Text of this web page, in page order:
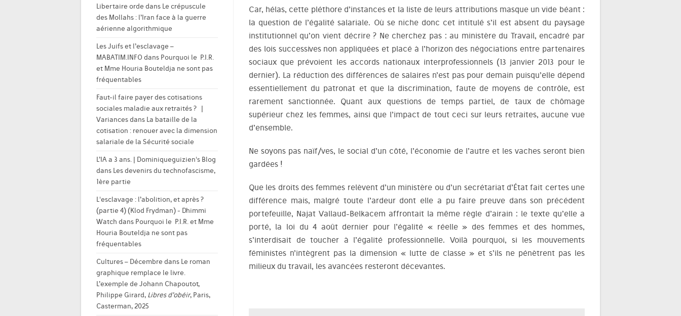
Car, hélas, cette pléthore d’instances et la liste de leurs attributions masque un vide béant :
la question de l’égalité salariale. Où se niche donc cet intitulé s’il est absent du paysage
institutionnel qu’on vient décrire ? Ne cherchez pas : au ministère du Travail, encadré par
des lois successives non appliquées et placé à l’horizon des négociations entre partenaires
sociaux que prévoient les accords nationaux interprofessionnels (13 janvier 2013 pour le
dernier). La réduction des différences de salaires n’est pas pour demain puisqu’elle dépend
essentiellement du patronat et que la discrimination, faute de moyens de contrôle, est
rarement sanctionnée. Quant aux questions de temps partiel, de taux de chômage
supérieur chez les femmes, ainsi que l’impact de tout ceci sur leurs retraites, aucune vue
d’ensemble.
Ne soyons pas naïf/ves, le social d’un côté, l’économie de l’autre et les vaches seront bien
gardées !
Que les droits des femmes relèvent d’un ministère ou d’un secrétariat d’État fait certes une
différence mais, malgré toute l’ardeur dont elle a pu faire preuve dans son précédent
portefeuille, Najat Vallaud-Belkacem affrontait la même règle d’airain : le texte qu’elle a
porté, la loi du 4 août dernier pour l’égalité « réelle » des femmes et des hommes,
s’interdisait de toucher à l’égalité professionnelle. Voilà pourquoi, si les mouvements
féministes n’intègrent pas la dimension « lutte de classe » et s’ils ne pénètrent pas les
milieux du travail, les avancées resteront décevantes.
Libertaire orde dans Le crépuscule
des Mollahs : l’Iran face à la guerre
aérienne algorithmique
Les Juifs et l’esclavage –
MABATIM.INFO dans Pourquoi le P.I.R.
et Mme Houria Bouteldja ne sont pas
fréquentables
Faut-il faire payer des cotisations
sociales maladie aux retraités ? |
Variancesdans La bataille de la
cotisation : renouer avec la dimension
salariale de la Sécurité sociale
L’IA a 3 ans. | Dominiqueguizien's Blog
dans Les devenirs du technofascisme,
1ère partie
L'esclavage : l’abolition, et après ?
(partie 4) (Klod Frydman) - Dhimmi
Watch dans Pourquoi le P.I.R. et Mme
Houria Bouteldja ne sont pas
fréquentables
Cultures – Décembre dans Le roman
graphique remplace le livre.
L’exemple de Johann Chapoutot,
Philippe Girard, Libres d’obéir, Paris,
Casterman, 2025